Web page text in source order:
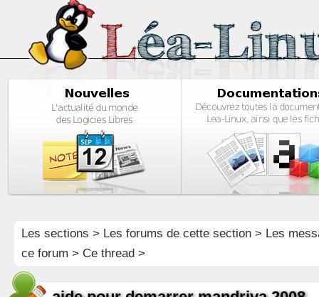
Les sections > Les forums de cette section> Les
ce forum > Ce thread >